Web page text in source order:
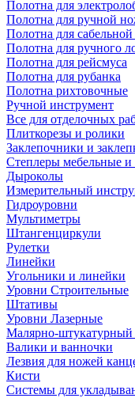
Полотна для
Полотна для ручной
Полотна для
Полотна для ручного
Полотна для рейсмуса
Полотна для рубанка
Полотна рихтовочные
Ручной инструмент
Все для отделочных
Плиткорезы и ролики
Заклепочники и
Степлеры мебельные и
Дыроколы
Измерительный
Гидроуровни
Мультиметры
Штангенциркули
Рулетки
Линейки
Угольники и линейки
Уровни Строительные
Штативы
Уровни Лазерные
Малярно-штукатурный
Валики и ванночки
Лезвия для ножей
Кисти
Системы для